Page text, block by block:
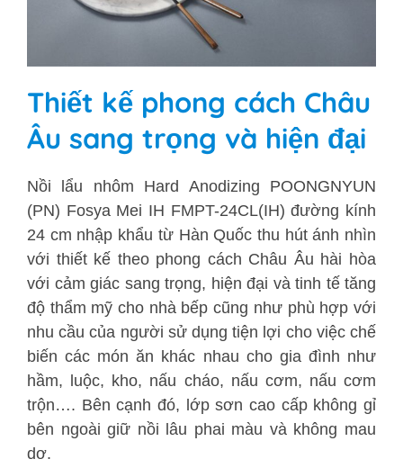
Thiết kế phong cách Châu
Âu sang trọng và hiện đại
Nồi lẩu nhôm Hard Anodizing POONGNYUN
(PN) Fosya Mei IH FMPT-24CL(IH) đường kính
24 cm nhập khẩu từ Hàn Quốc thu hút ánh nhìn
với thiết kế theo phong cách Châu Âu hài hòa
với cảm giác sang trọng, hiện đại và tinh tế tăng
độ thẩm mỹ cho nhà bếp cũng như phù hợp với
nhu cầu của người sử dụng tiện lợi cho việc chế
biến các món ăn khác nhau cho gia đình như
hầm, luộc, kho, nấu cháo, nấu cơm, nấu cơm
trộn…. Bên cạnh đó, lớp sơn cao cấp không gỉ
bên ngoài giữ nồi lâu phai màu và không mau
dơ.